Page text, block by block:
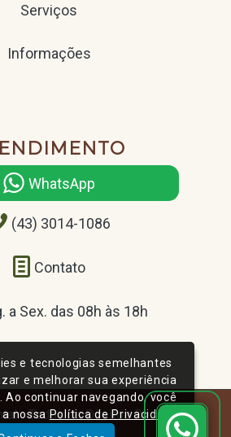
Serviços
Informações
WhatsApp
(43) 3014-1086
Contato
a Sex. das 08h às 18h
- Todos os Direitos Reservados
e tecnologias semelhantes
e melhorar sua experiência
Ao continuar navegando, você
nossa Política de Privacidade